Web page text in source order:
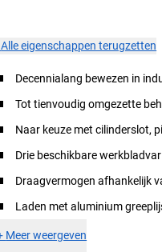
Alle eigenschappen terugzetten
Decennialang bewezen in
Tot tienvoudig omgezette
Naar keuze met cilinderslot,
Drie beschikbare
Draagvermogen afhankelijk
Laden met aluminium
Meer weergeven